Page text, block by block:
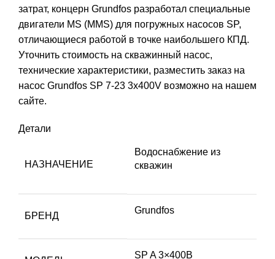
затрат, концерн Grundfos разработал специальные
двигатели MS (MMS) для погружных насосов SP,
отличающиеся работой в точке наибольшего КПД.
Уточнить стоимость на скважинный насос,
технические характеристики, разместить заказ на
насос Grundfos SP 7-23 3x400V возможно на нашем
сайте.
Детали
НАЗНАЧЕНИЕ
Водоснабжение из
скважин
БРЕНД
Grundfos
SP A 3×400В